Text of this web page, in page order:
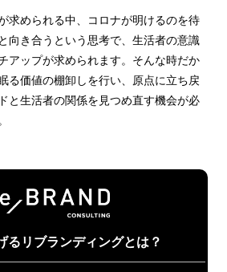
求められる中、コロナが明けるのを待
向き合うという思考で、生活者の意識
アップが求められます。そんな時だか
る価値の棚卸しを行い、原点に立ち戻
と生活者の関係を見つめ直す機会が必
るリブランディングとは？